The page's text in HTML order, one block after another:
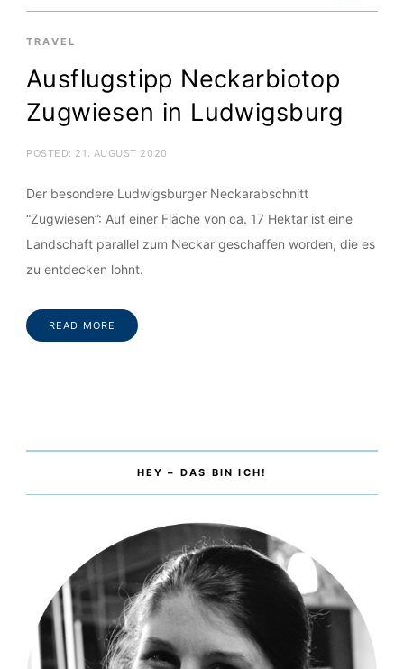
TRAVEL
Ausflugstipp Neckarbiotop
Zugwiesen in Ludwigsburg
POSTED: 21. AUGUST 2020
Der besondere Ludwigsburger Neckarabschnitt
“Zugwiesen”: Auf einer Fläche von ca. 17 Hektar ist eine
Landschaft parallel zum Neckar geschaffen worden, die es
zu entdecken lohnt.
READ MORE
HEY – DAS BIN ICH!